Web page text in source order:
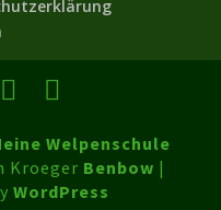
Welpenschule
Kroeger Benbow |
WordPress